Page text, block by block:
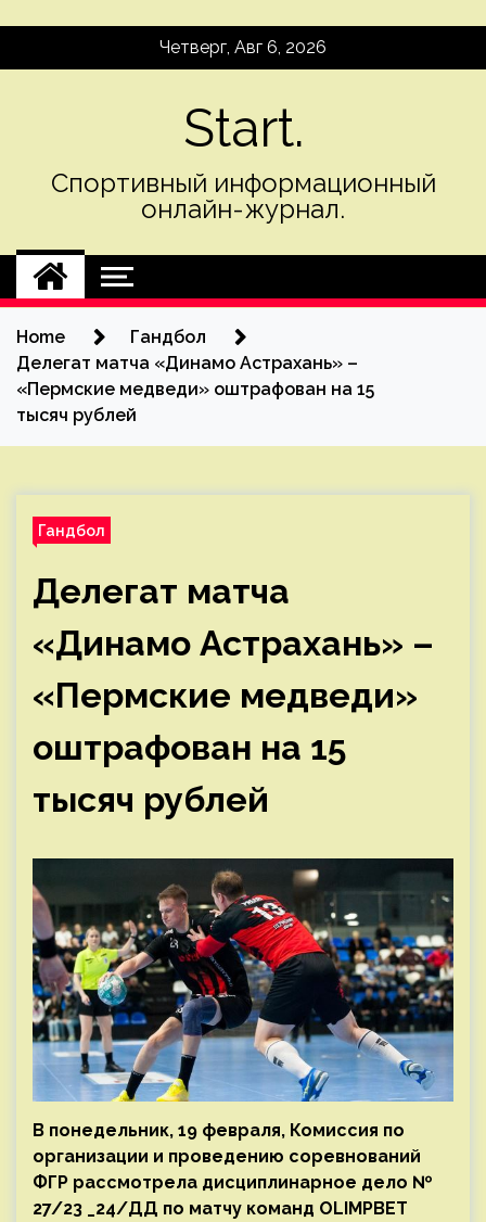
Четверг, Авг 6, 2026
Start.
Спортивный информационный
онлайн-журнал.
Home
Гандбол
Делегат матча «Динамо Астрахань» –
«Пермские медведи» оштрафован на 15
тысяч рублей
Гандбол
Делегат матча
«Динамо Астрахань» –
«Пермские медведи»
оштрафован на 15
тысяч рублей
В понедельник, 19 февраля, Комиссия по
организации и проведению соревнований
ФГР рассмотрела дисциплинарное дело №
27/23 _24/ДД по матчу команд OLIMPBET